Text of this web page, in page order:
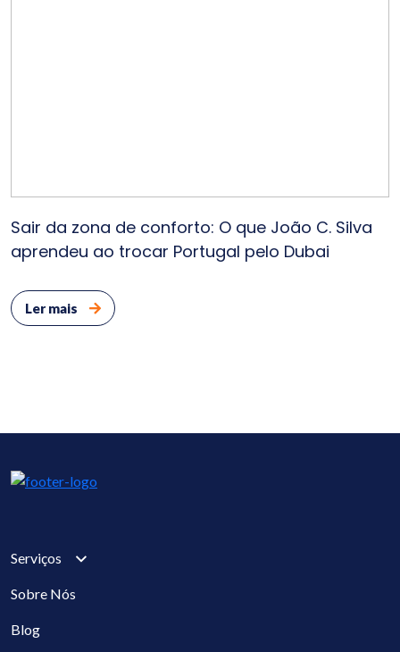
Sair da zona de conforto: O que João C. Silva
aprendeu ao trocar Portugal pelo Dubai
Ler mais
Serviços
Sobre Nós
Blog